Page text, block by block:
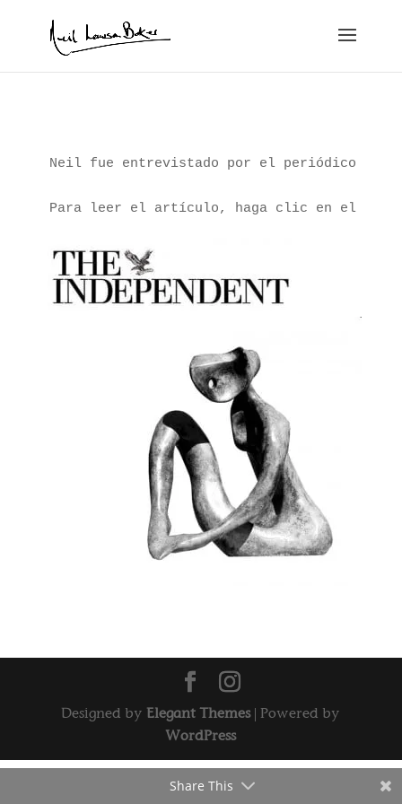
Neil fue entrevistado por el periódico The
Para leer el artículo, haga clic en el
Designed by Elegant Themes| Powered by
WordPress
Share This